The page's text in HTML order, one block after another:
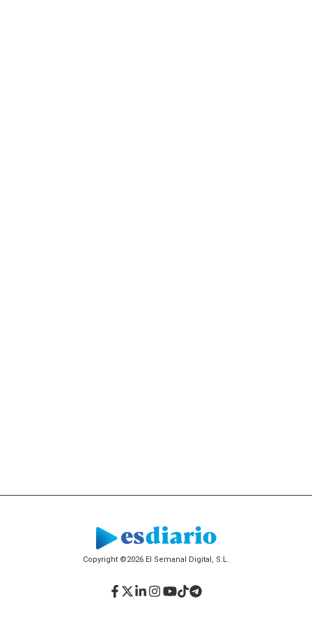
Copyright ©2026 El Semanal Digital, S.L.
Facebook
Twitter
LinkedIn
Instagram
YouTube
TikTok
Telegram